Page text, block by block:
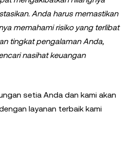
Anda harus memastikan
memahami risiko yang terlibat
tingkat pengalaman Anda,
nasihat keuangan
setia Anda dan kami akan
layanan terbaik kami